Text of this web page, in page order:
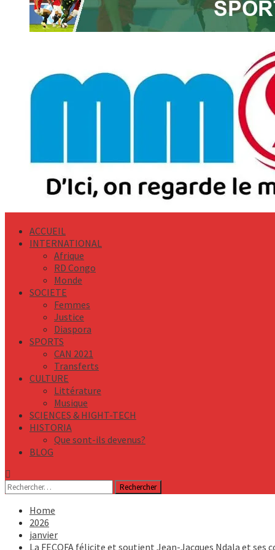
ACCUEIL
INTERNATIONAL
Afrique
RD Congo
Monde
SOCIETE
Femmes
Justice
Diaspora
SPORTS
CAN 2021
Transferts
CULTURE
Littérature
Musique
SCIENCES & HIGHT-TECH
HISTORIA
Que sont-ils devenus?
BLOG
Rechercher :
Home
2026
janvier
La FECOFA félicite et soutient Jean-Jacques Ndala et ses